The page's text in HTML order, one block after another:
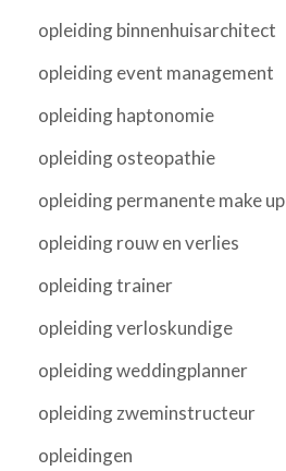
opleiding binnenhuisarchitect
opleiding event management
opleiding haptonomie
opleiding osteopathie
opleiding permanente make up
opleiding rouw en verlies
opleiding trainer
opleiding verloskundige
opleiding weddingplanner
opleiding zweminstructeur
opleidingen